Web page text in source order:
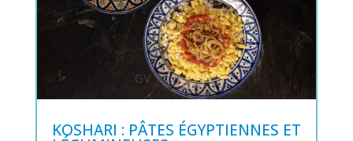
KOSHARI : PÂTES ÉGYPTIENNES ET